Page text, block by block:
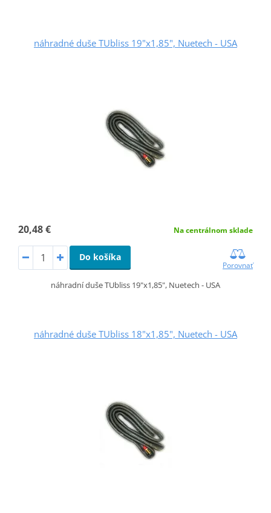
náhradné duše TUbliss 19"x1,85", Nuetech - USA
20,48 € Na centrálnom sklade
Do košíka
Porovnať
náhradní duše TUbliss 19"x1,85", Nuetech - USA
náhradné duše TUbliss 18"x1,85", Nuetech - USA